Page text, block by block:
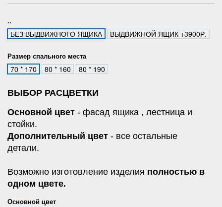
..
БЕЗ ВЫДВИЖНОГО ЯЩИКА ВЫДВИЖНОЙ ЯЩИК +3900Р.
Размер спального места
70 * 170 80 * 160 80 * 190
ВЫБОР РАСЦВЕТКИ
Основной цвет - фасад ящика , лестница и
стойки.
Дополнительный цвет - все остальные
детали.
Возможно изготовление изделия полностью в
одном цвете.
Основной цвет